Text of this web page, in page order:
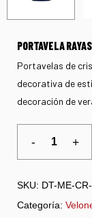
PORTAVELA
Portavelas de
decorativa de
decoración de
SKU: DT-ME-
Categoría: